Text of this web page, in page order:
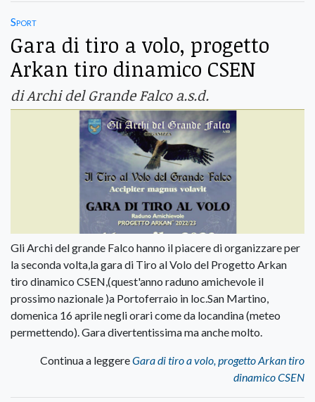
Sport
Gara di tiro a volo, progetto
Arkan tiro dinamico CSEN
di Archi del Grande Falco a.s.d.
Gli Archi del grande Falco hanno il piacere di organizzare per
la seconda volta,la gara di Tiro al Volo del Progetto Arkan
tiro dinamico CSEN,(quest'anno raduno amichevole il
prossimo nazionale )a Portoferraio in loc.San Martino,
domenica 16 aprile negli orari come da locandina (meteo
permettendo). Gara divertentissima ma anche molto.
Continua a leggereGara di tiro a volo, progetto Arkan tiro
dinamico CSEN